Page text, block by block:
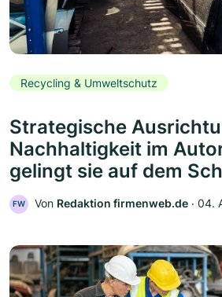
Recycling & Umweltschutz
Strategische
Nachhaltigkeit im
gelingt sie auf dem
FW Von Redaktion firmenweb.de ‧ 04.